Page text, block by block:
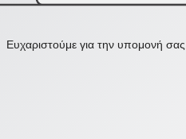
Ευχαριστούμε για την υπομονή σας